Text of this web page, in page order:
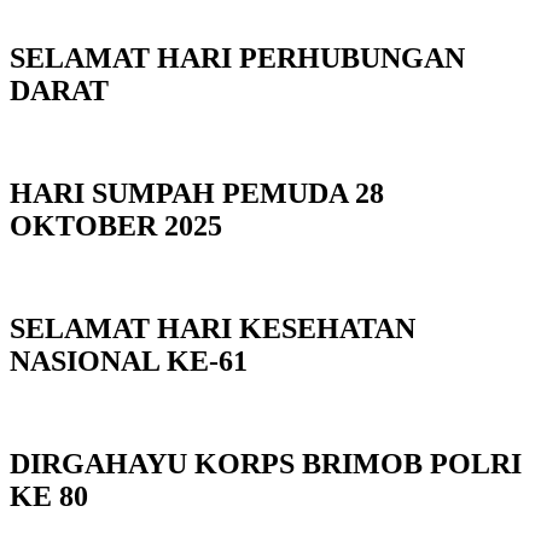
SELAMAT HARI PERHUBUNGAN
DARAT
HARI SUMPAH PEMUDA 28
OKTOBER 2025
SELAMAT HARI KESEHATAN
NASIONAL KE-61
DIRGAHAYU KORPS BRIMOB POLRI
KE 80